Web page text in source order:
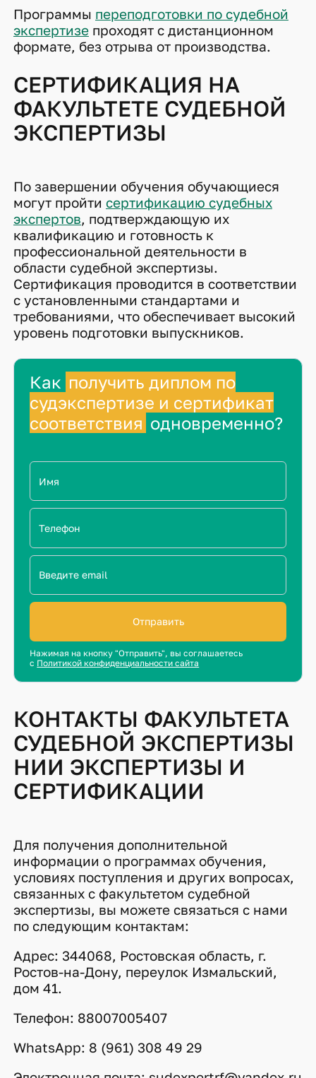
Программы переподготовки по судебной
экспертизепроходят с дистанционном
формате, без отрыва от производства.
СЕРТИФИКАЦИЯ НА
ФАКУЛЬТЕТЕ СУДЕБНОЙ
ЭКСПЕРТИЗЫ
По завершении обучения обучающиеся
могут пройти сертификацию судебных
экспертов, подтверждающую их
квалификацию и готовность к
профессиональной деятельности в
области судебной экспертизы.
Сертификация проводится в соответствии
с установленными стандартами и
требованиями, что обеспечивает высокий
уровень подготовки выпускников.
Как получить диплом по
судэкспертизе и сертификат
соответствия одновременно?
Отправить
Нажимая на кнопку "Отправить", вы соглашаетесь
с Политикой конфиденциальности сайта
КОНТАКТЫ ФАКУЛЬТЕТА
СУДЕБНОЙ ЭКСПЕРТИЗЫ
НИИ ЭКСПЕРТИЗЫ И
СЕРТИФИКАЦИИ
Для получения дополнительной
информации о программах обучения,
условиях поступления и других вопросах,
связанных с факультетом судебной
экспертизы, вы можете связаться с нами
по следующим контактам:
Адрес: 344068, Ростовская область, г.
Ростов-на-Дону, переулок Измальский,
дом 41.
Телефон: 88007005407
WhatsApp: 8 (961) 308 49 29